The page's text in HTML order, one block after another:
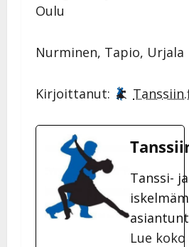
Oulu
Nurminen, Tapio, Urjala
Kirjoittanut:
Tanssi- ja
Lue